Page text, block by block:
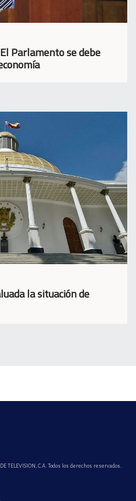
Parlamento se debe
la situación de
TELEVISION, C.A. Todos los derechos reservados.